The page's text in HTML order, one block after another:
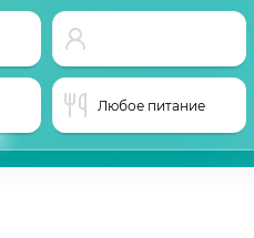
Любое питание